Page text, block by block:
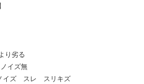
り劣る
イズ無
イズ スレ スリキズ